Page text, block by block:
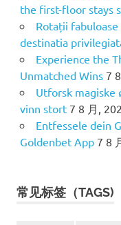
the first-floor stays
Rotații fabuloase
destinatia
Experience the
Unmatched Wins 7
Utforsk magiske
vinn stort 7 8 月,
Entfessele dein
Goldenbet App 7 8
常见标签（TAGS)